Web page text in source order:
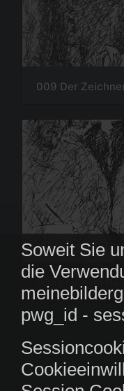
Soweit Sie
die
pwg_id -